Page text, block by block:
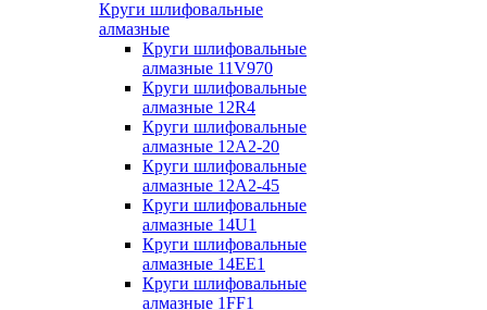
Круги шлифовальные
алмазные
Круги шлифовальные
алмазные 11V970
Круги шлифовальные
алмазные 12R4
Круги шлифовальные
алмазные 12А2-20
Круги шлифовальные
алмазные 12А2-45
Круги шлифовальные
алмазные 14U1
Круги шлифовальные
алмазные 14ЕЕ1
Круги шлифовальные
алмазные 1FF1